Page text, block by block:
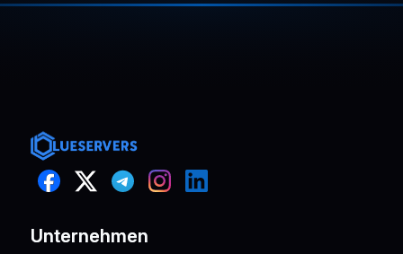
Unternehmen